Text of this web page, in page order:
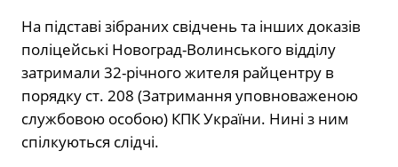
На підставі зібраних свідчень та інших доказів
поліцейські Новоград-Волинського відділу
затримали 32-річного жителя райцентру в
порядку ст. 208 (Затримання уповноваженою
службовою особою) КПК України. Нині з ним
спілкуються слідчі.